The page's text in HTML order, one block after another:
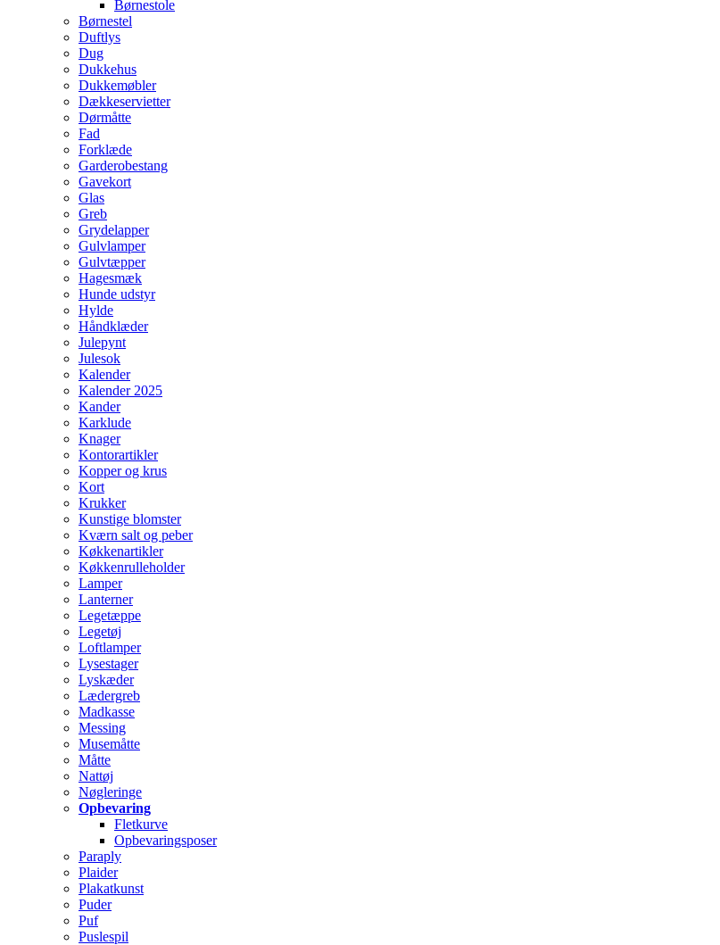
Børnestole
Børnestel
Duftlys
Dug
Dukkehus
Dukkemøbler
Dækkeservietter
Dørmåtte
Fad
Forklæde
Garderobestang
Gavekort
Glas
Greb
Grydelapper
Gulvlamper
Gulvtæpper
Hagesmæk
Hunde udstyr
Hylde
Håndklæder
Julepynt
Julesok
Kalender
Kalender 2025
Kander
Karklude
Knager
Kontorartikler
Kopper og krus
Kort
Krukker
Kunstige blomster
Kværn salt og peber
Køkkenartikler
Køkkenrulleholder
Lamper
Lanterner
Legetæppe
Legetøj
Loftlamper
Lysestager
Lyskæder
Lædergreb
Madkasse
Messing
Musemåtte
Måtte
Nattøj
Nøgleringe
Opbevaring
Fletkurve
Opbevaringsposer
Paraply
Plaider
Plakatkunst
Puder
Puf
Puslespil